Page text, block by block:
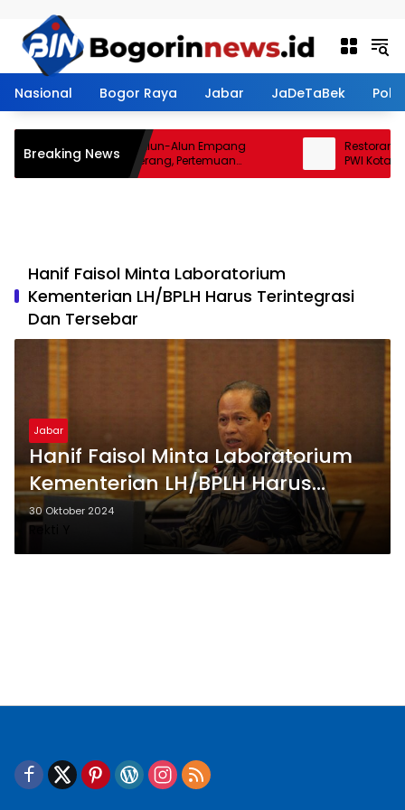
Nasional Bogor Raya Jabar JaDeTaBek
Breaking News
Sengketa Nazir Alun-Alun Empang
Menemui Titik Terang, Pertemuan
Hasilkan 4 Poin Kesepakatan
Restoran
PWI Kota
PWI Dilarang
Hanif Faisol Minta Laboratorium
Kementerian LH/BPLH Harus Terintegrasi
Dan Tersebar
Jabar
Hanif Faisol Minta Laboratorium
Kementerian LH/BPLH Harus
Terintegrasi Dan Tersebar
30 Oktober 2024
Rekti Y